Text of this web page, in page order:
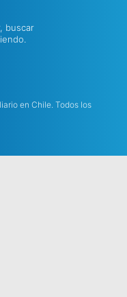
buscar
en Chile. Todos los